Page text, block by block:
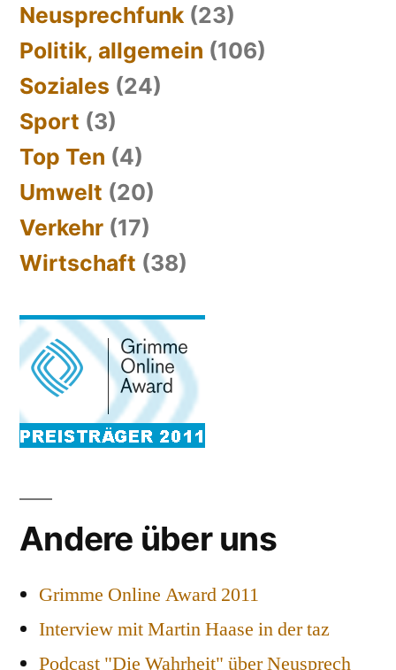
Neusprechfunk (23)
Politik, allgemein (106)
Soziales (24)
Sport (3)
Top Ten (4)
Umwelt (20)
Verkehr (17)
Wirtschaft (38)
Andere über uns
Grimme Online Award 2011
Interview mit Martin Haase in der taz
Podcast "Die Wahrheit" über Neusprech